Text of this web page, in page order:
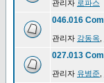
관리자 로파스
046.016
관리자 강동옥
027.013
관리자 유병준